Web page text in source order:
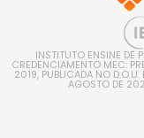
INSTITUTO ENSINE
CREDENCIAMENTO MEC:
2019, PUBLICADA NO
AGOSTO DE